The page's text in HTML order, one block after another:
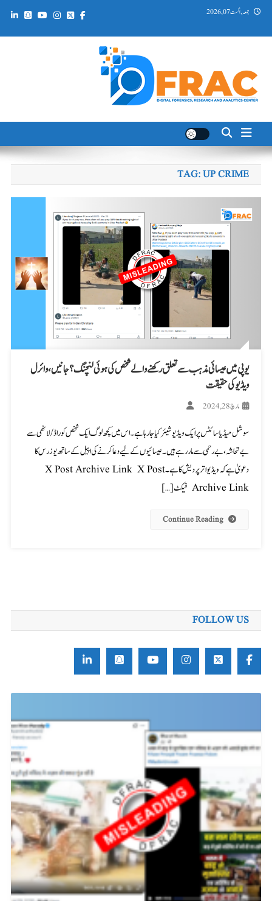
Skip جمعہ, اگست 07, 2026
DFRAC_ORG
TAG:UP CRIME
یو پی میں عیسائی مذہب سے تعلق رکھنے والے شخص کی ہوئی لنچنگ؟ جانیں، وائرل
ویڈیو کی حقیقت
مارچ 28, 2024
سوشل میڈیا سائٹس پر ایک ویڈیو شیئر کیا جا رہا ہے۔ اس میں کچھ لوگ ایک شخص کو راڈ/لاٹھی سے
بے تحاشہ، بے رحمی سے مار رہے ہیں۔ عیسائیوں کے لیے دعا کرنے کی اپیل کے ساتھ یوزرس کا
دعویٰ ہے کہ ویڈیو اترپردیش کا ہے۔ X Post Archive Link X Post
Archive Link فیکٹ […]
Continue Reading
FOLLOW US